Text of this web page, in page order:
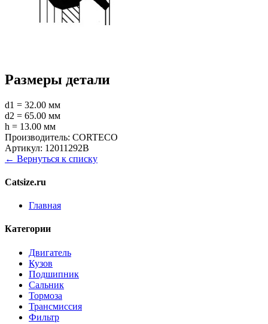
Размеры детали
d1 = 32.00 мм
d2 = 65.00 мм
h = 13.00 мм
Производитель: CORTECO
Артикул: 12011292B
← Вернуться к списку
Catsize.ru
Главная
Категории
Двигатель
Кузов
Подшипник
Сальник
Тормоза
Трансмиссия
Фильтр